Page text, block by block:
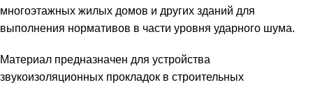
многоэтажных жилых домов и других зданий для
выполнения нормативов в части уровня ударного шума.
Материал предназначен для устройства
звукоизоляционных прокладок в строительных